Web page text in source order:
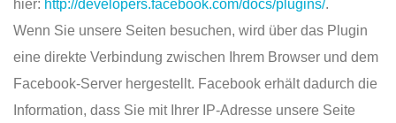
hier: http://developers.facebook.com/docs/plugins/.
Wenn Sie unsere Seiten besuchen, wird über das Plugin
eine direkte Verbindung zwischen Ihrem Browser und dem
Facebook-Server hergestellt. Facebook erhält dadurch die
Information, dass Sie mit Ihrer IP-Adresse unsere Seite